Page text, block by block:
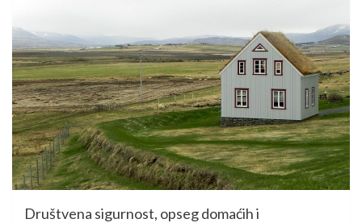
Društvena sigurnost, opseg domaćih i